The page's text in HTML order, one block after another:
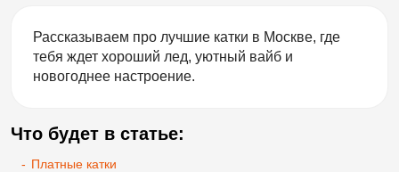
Рассказываем про лучшие катки в Москве, где
тебя ждет хороший лед, уютный вайб и
новогоднее настроение.
Что будет в статье:
- Платные катки